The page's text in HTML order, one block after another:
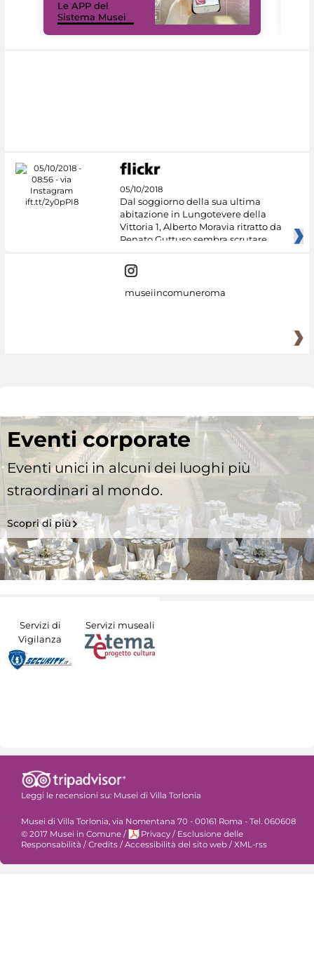
Le APP del
Sistema Musei
05/10/2018
Dal soggiorno della sua ultima
abitazione in Lungotevere della
Vittoria 1, Alberto Moravia ritratto da
Renato Guttuso sembra scrutare
museiincomuneroma
Eventi corporate
Eventi unici in alcuni dei luoghi più
straordinari al mondo.
Scopri di più
Servizi di
Vigilanza
Servizi museali
Leggi le recensioni su: Musei di Villa Torlonia
Musei di Villa Torlonia, via Nomentana 70 - 00161 Roma - Tel. 060608
© 2017 Musei in Comune / Privacy / Esclusione delle
Responsabilità /Credits /Accessibilità del sito web /XML-rss